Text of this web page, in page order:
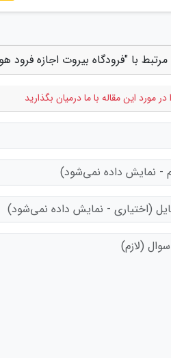
با "فرودگاه بیروت اجازه فرود
مورد این مقاله با ما درمیان بگذارید